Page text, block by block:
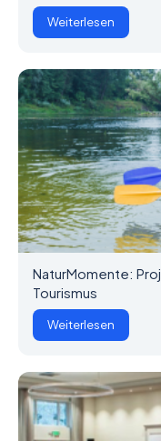
Weiterlesen
NaturMomente:
Tourismus
Weiterlesen